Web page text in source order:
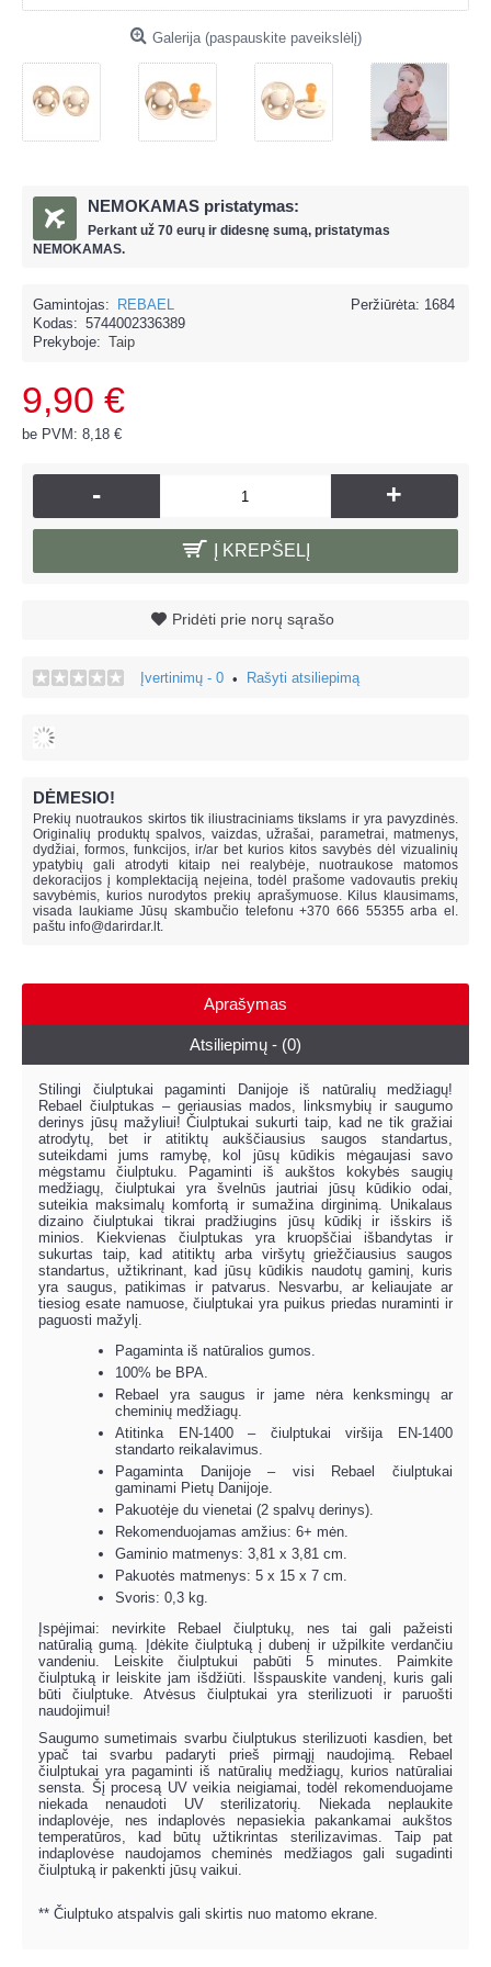
Galerija (paspauskite paveikslėlį)
NEMOKAMAS pristatymas:
Perkant už 70 eurų ir didesnę sumą, pristatymas
NEMOKAMAS.
Peržiūrėta: 1684
Gamintojas:
REBAEL
Kodas: 5744002336389
Prekyboje: Taip
9,90 €
be PVM: 8,18 €
- +
Į KREPŠELĮ
Pridėti prie norų sąrašo
Įvertinimų - 0 • Rašyti atsiliepimą
DĖMESIO!
Prekių nuotraukos skirtos tik iliustraciniams tikslams ir yra pavyzdinės.
Originalių produktų spalvos, vaizdas, užrašai, parametrai, matmenys,
dydžiai, formos, funkcijos, ir/ar bet kurios kitos savybės dėl vizualinių
ypatybių gali atrodyti kitaip nei realybėje, nuotraukose matomos
dekoracijos į komplektaciją neįeina, todėl prašome vadovautis prekių
savybėmis, kurios nurodytos prekių aprašymuose. Kilus klausimams,
visada laukiame Jūsų skambučio telefonu +370 666 55355 arba el.
paštu info@darirdar.lt.
Aprašymas
Atsiliepimų - (0)
Stilingi čiulptukai pagaminti Danijoje iš natūralių medžiagų!
Rebael čiulptukas – geriausias mados, linksmybių ir saugumo
derinys jūsų mažyliui! Čiulptukai sukurti taip, kad ne tik gražiai
atrodytų, bet ir atitiktų aukščiausius saugos standartus,
suteikdami jums ramybę, kol jūsų kūdikis mėgaujasi savo
mėgstamu čiulptuku. Pagaminti iš aukštos kokybės saugių
medžiagų, čiulptukai yra švelnūs jautriai jūsų kūdikio odai,
suteikia maksimalų komfortą ir sumažina dirginimą. Unikalaus
dizaino čiulptukai tikrai pradžiugins jūsų kūdikį ir išskirs iš
minios. Kiekvienas čiulptukas yra kruopščiai išbandytas ir
sukurtas taip, kad atitiktų arba viršytų griežčiausius saugos
standartus, užtikrinant, kad jūsų kūdikis naudotų gaminį, kuris
yra saugus, patikimas ir patvarus. Nesvarbu, ar keliaujate ar
tiesiog esate namuose, čiulptukai yra puikus priedas nuraminti ir
paguosti mažylį.
Pagaminta iš natūralios gumos.
100% be BPA.
Rebael yra saugus ir jame nėra kenksmingų ar
cheminių medžiagų.
Atitinka EN-1400 – čiulptukai viršija EN-1400
standarto reikalavimus.
Pagaminta Danijoje – visi Rebael čiulptukai
gaminami Pietų Danijoje.
Pakuotėje du vienetai (2 spalvų derinys).
Rekomenduojamas amžius: 6+ mėn.
Gaminio matmenys: 3,81 x 3,81 cm.
Pakuotės matmenys: 5 x 15 x 7 cm.
Svoris: 0,3 kg.
Įspėjimai: nevirkite Rebael čiulptukų, nes tai gali pažeisti
natūralią gumą. Įdėkite čiulptuką į dubenį ir užpilkite verdančiu
vandeniu. Leiskite čiulptukui pabūti 5 minutes. Paimkite
čiulptuką ir leiskite jam išdžiūti. Išspauskite vandenį, kuris gali
būti čiulptuke. Atvėsus čiulptukai yra sterilizuoti ir paruošti
naudojimui!
Saugumo sumetimais svarbu čiulptukus sterilizuoti kasdien, bet
ypač tai svarbu padaryti prieš pirmąjį naudojimą. Rebael
čiulptukai yra pagaminti iš natūralių medžiagų, kurios natūraliai
sensta. Šį procesą UV veikia neigiamai, todėl rekomenduojame
niekada nenaudoti UV sterilizatorių. Niekada neplaukite
indaplovėje, nes indaplovės nepasiekia pakankamai aukštos
temperatūros, kad būtų užtikrintas sterilizavimas. Taip pat
indaplovėse naudojamos cheminės medžiagos gali sugadinti
čiulptuką ir pakenkti jūsų vaikui.
** Čiulptuko atspalvis gali skirtis nuo matomo ekrane.